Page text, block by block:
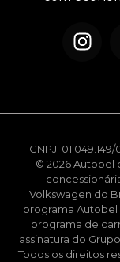
CNPJ:
© 2026 Autobel
Volkswagen do
programa Autobel
programa de
assinatura do
Todos os direitos